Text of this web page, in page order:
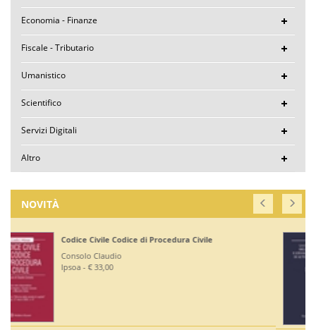
Economia - Finanze
Fiscale - Tributario
Umanistico
Scientifico
Servizi Digitali
Altro
NOVITÀ
Corte di Giustizia dell'Unione Europea
Ruffini Giuseppe
Editoriale Scientifica - € 36,00